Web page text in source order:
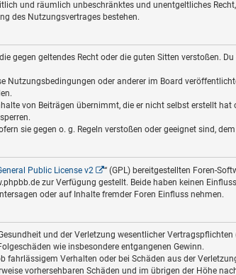
und räumlich unbeschränktes und unentgeltliches
des Nutzungsvertrages bestehen.
gegen geltendes Recht oder die guten Sitten verstoßen.
Nutzungsbedingungen oder anderer im Board
von Beiträgen übernimmt, die er nicht selbst erstellt
sie gegen o. g. Regeln verstoßen oder geeignet sind,
Public License v2
“ (GPL) bereitgestellten Foren-
zur Verfügung gestellt. Beide haben keinen
oder auf Inhalte fremder Foren Einfluss nehmen.
und der Verletzung wesentlicher
wie insbesondere entgangenen Gewinn.
Verhalten oder bei Schäden aus der
vorhersehbaren Schäden und im übrigen der Höhe